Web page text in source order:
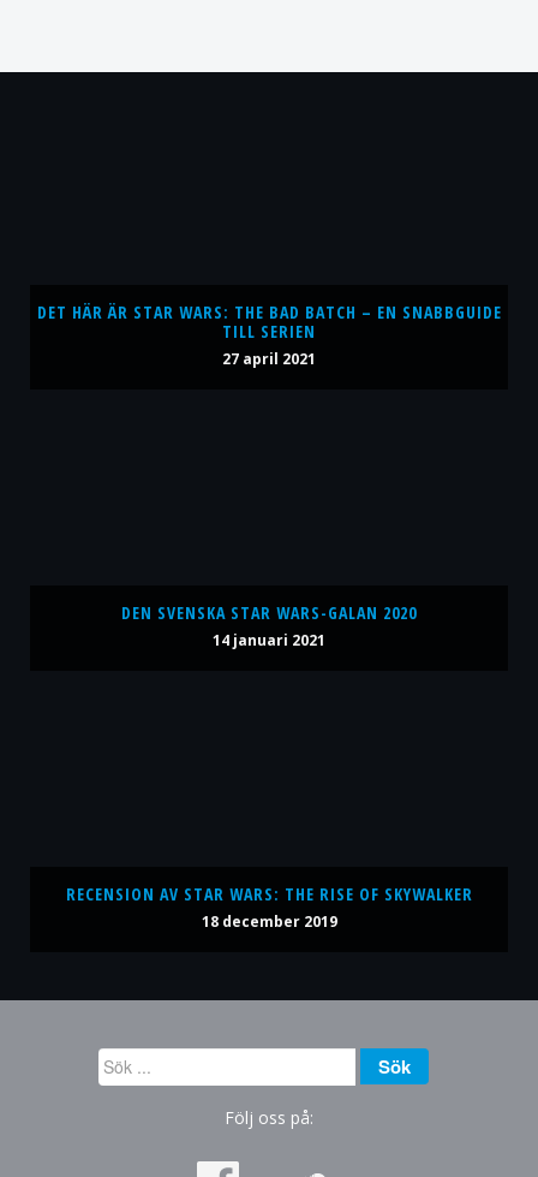
DET HÄR ÄR STAR WARS: THE BAD BATCH – EN SNABBGUIDE
TILL SERIEN
27 april 2021
DEN SVENSKA STAR WARS-GALAN 2020
14 januari 2021
RECENSION AV STAR WARS: THE RISE OF SKYWALKER
18 december 2019
Sök
...
Sök
Följ oss på: